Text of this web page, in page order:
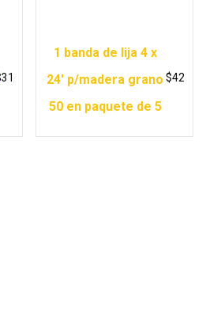
31
1 banda de lija 4 x
24′ p/madera grano
50 en paquete de 5
$42